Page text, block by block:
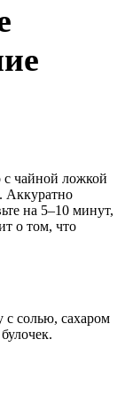
с чайной ложкой
Аккуратно
на 5–10 минут,
о том, что
солью, сахаром